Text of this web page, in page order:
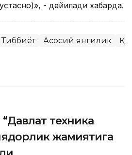
- дейилади хабарда.
Тиббиёт Асосий янгилик ҚР
техника
жамиятига